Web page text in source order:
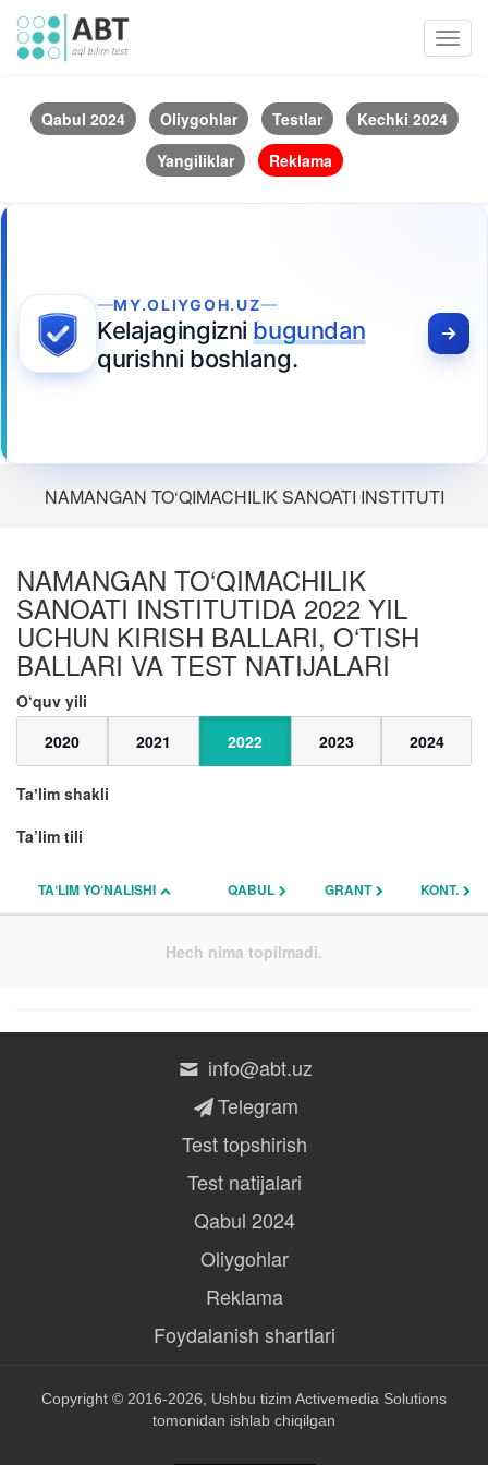
Qabul 2024 Oliygohlar Testlar
Kechki 2024
Yangiliklar
Reklama
MY.OLIYGOH.UZ
Kelajagingizni bugundan
qurishni boshlang.
NAMANGAN TO‘QIMACHILIK SANOATI INSTITUTI
NAMANGAN TO‘QIMACHILIK
SANOATI INSTITUTIDA 2022 YIL
UCHUN KIRISH BALLARI, O‘TISH
BALLARI VA TEST NATIJALARI
O‘quv yili
2020
2021 2022 2023 2024
Taʼlim shakli
Ta’lim tili
TAʼLIM YO‘NALISHI QABUL GRANT KONT.
Hech nima topilmadi.
info@abt.uz
Telegram
Test topshirish
Test natijalari
Qabul 2024
Oliygohlar
Reklama
Foydalanish shartlari
Copyright © 2016-2026, Ushbu tizim Activemedia Solutions
tomonidan ishlab chiqilgan